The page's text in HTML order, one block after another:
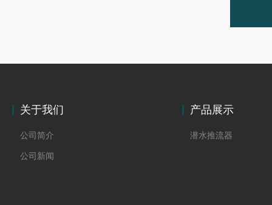
关于我们
公司简介
公司新闻
产品展示
潜水推流器